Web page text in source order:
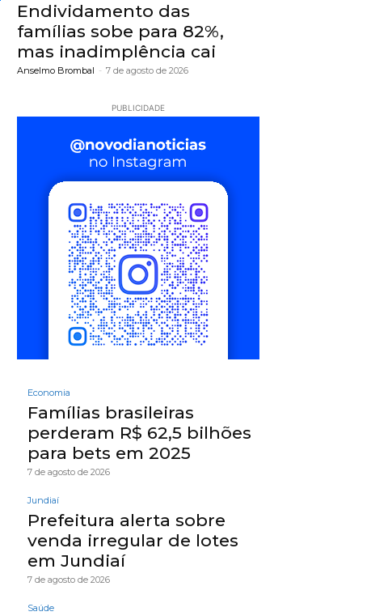
Endividamento das
famílias sobe para 82%,
mas inadimplência cai
Anselmo Brombal - 7 de agosto de 2026
PUBLICIDADE
Economia
Famílias brasileiras
perderam R$ 62,5 bilhões
para bets em 2025
7 de agosto de 2026
Jundiaí
Prefeitura alerta sobre
venda irregular de lotes
em Jundiaí
7 de agosto de 2026
Saúde